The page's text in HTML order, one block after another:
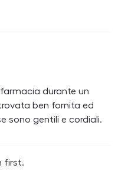
durante un
ben fornita ed
sono gentili e cordiali.
first.